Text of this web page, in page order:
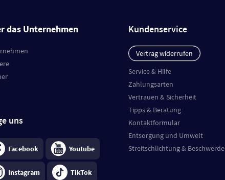
das Unternehmen
uns
Facebook Youtube
Instagram TikTok
Kundenservice
Vertrag widerrufen
Service & Hilfe
Zahlungsarten
Vertrauen & Sicherheit
Tipps & Beratung
Kontaktformular
Entsorgung und Umwelt
Streitschlichtung & Beschwerde